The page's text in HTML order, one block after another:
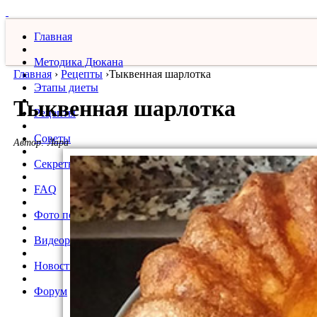
Главная
Методика Дюкана
Этапы диеты
Рецепты
Советы
Секреты
FAQ
Фото похудевших
Видеорецепты
Новости
Форум
Главная › Рецепты ›​Тыквенная шарлотка
​Тыквенная шарлотка
Автор:Лара